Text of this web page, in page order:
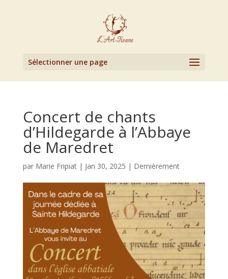
Sélectionner une page
Concert de chants
d’Hildegarde à l’Abbaye
de Maredret
par Marie Fripiat| Jan 30, 2025 | Dernièrement